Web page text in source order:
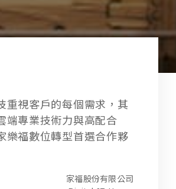
重視客戶的每個需求，其
端專業技術力與高配合
樂福數位轉型首選合作夥
家福股份有限公司